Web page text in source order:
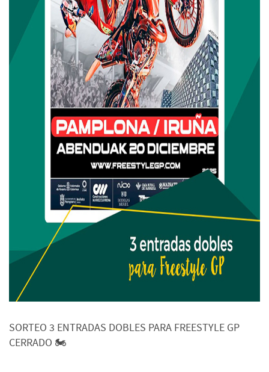
SORTEO 3 ENTRADAS DOBLES PARA FREESTYLE GP
CERRADO 🏍️